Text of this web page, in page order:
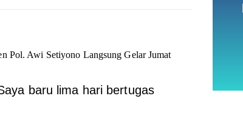
Pol. Awi Setiyono Langsung Gelar Jumat
baru lima hari bertugas